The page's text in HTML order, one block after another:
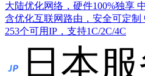
大陆优化网络，硬件100%独享
含优化互联网路由，安全可定制
253个可用IP，支持1C/2C/4C
日本